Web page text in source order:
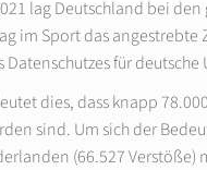
lag Deutschland bei
im Sport das
Datenschutzes für
dies, dass knapp
sind. Um sich der
(66.527